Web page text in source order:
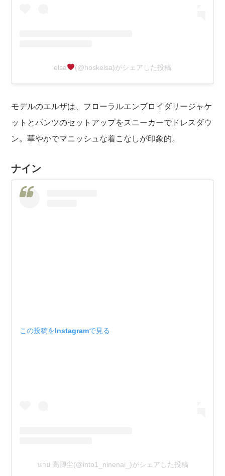
elsa (@hoskelsa)がシェアした投稿
モデルのエルザは、フローラルエンブロイダリージャケ
ットとパンツのセットアップをスニーカーでドレスダウ
ン。華やかでマニッシュな着こなしが印象的。
ナイン
この投稿をInstagramで見る
นาย 高卿尘(@into1_ninenai_)がシェアした投稿